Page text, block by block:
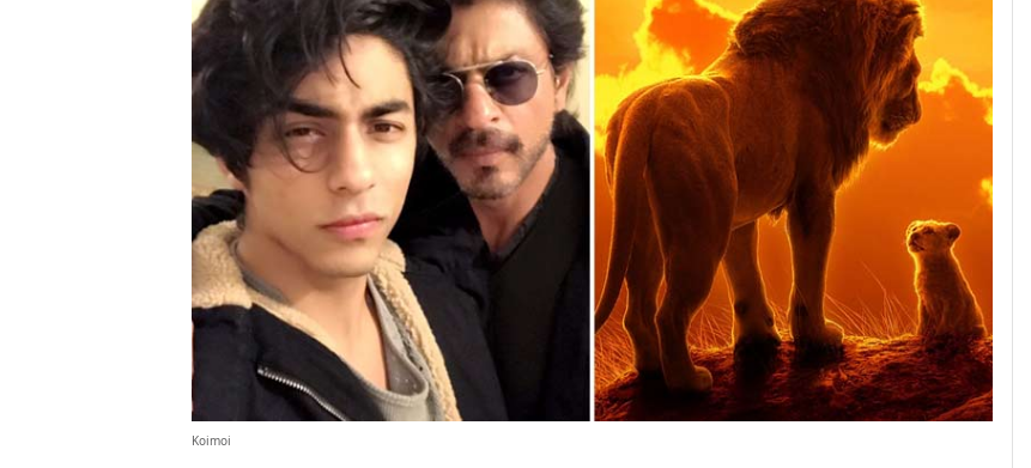
Koimoi